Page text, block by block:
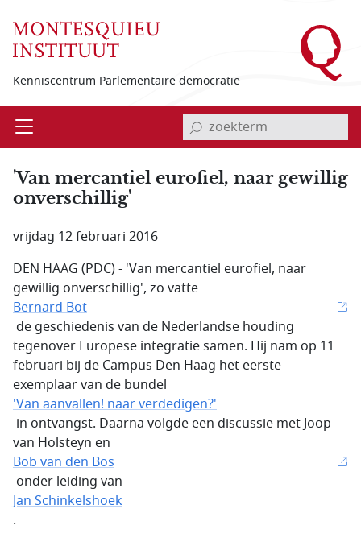
Kenniscentrum Parlementaire democratie
Open invoerveld zoekterm
'Van mercantiel eurofiel, naar gewillig
onverschillig'
vrijdag 12 februari 2016
DEN HAAG (PDC) - 'Van mercantiel eurofiel, naar
gewillig onverschillig', zo vatte
Bernard Bot
de geschiedenis van de Nederlandse houding
tegenover Europese integratie samen. Hij nam op 11
februari bij de Campus Den Haag het eerste
exemplaar van de bundel
'Van aanvallen! naar verdedigen?'
in ontvangst. Daarna volgde een discussie met Joop
van Holsteyn en
Bob van den Bos
onder leiding van
Jan Schinkelshoek
.